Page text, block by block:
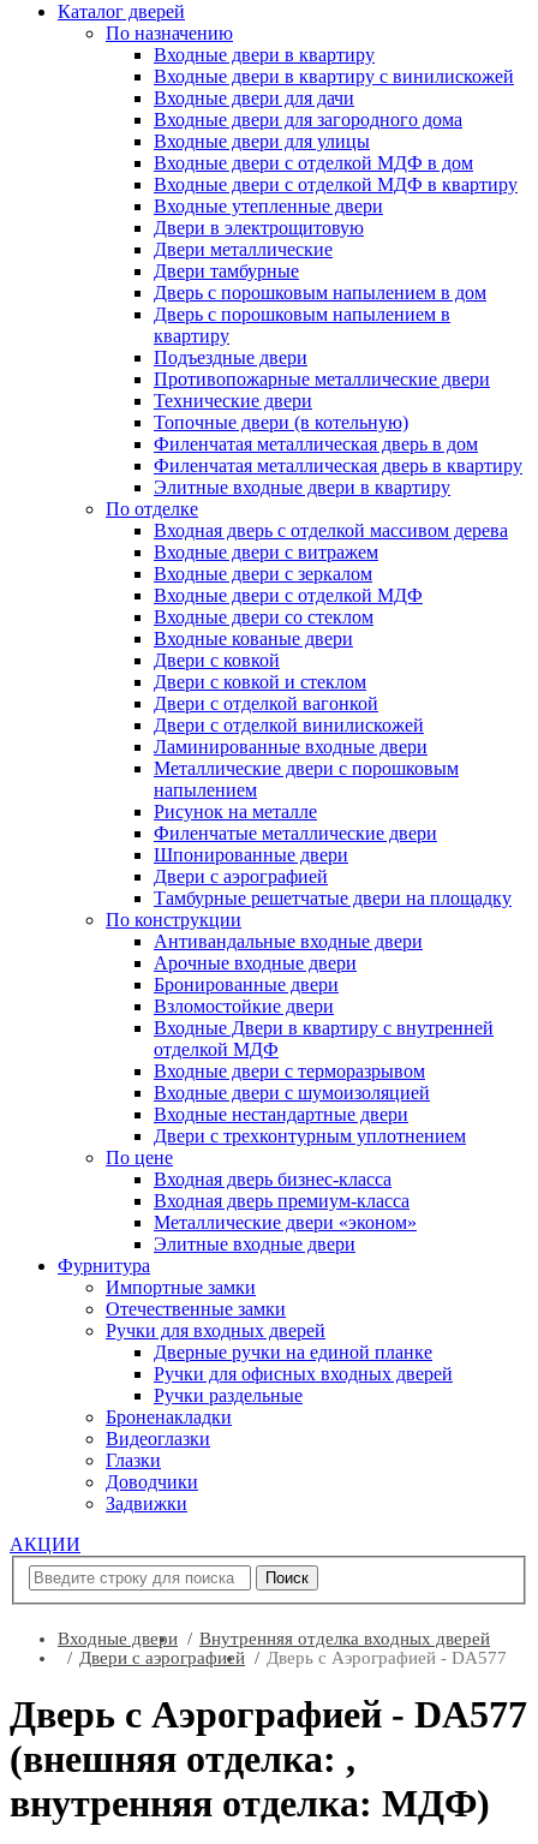
Каталог дверей
По назначению
Входные двери в квартиру
Входные двери в квартиру с винилискожей
Входные двери для дачи
Входные двери для загородного дома
Входные двери для улицы
Входные двери с отделкой МДФ в дом
Входные двери с отделкой МДФ в квартиру
Входные утепленные двери
Двери в электрощитовую
Двери металлические
Двери тамбурные
Дверь с порошковым напылением в дом
Дверь с порошковым напылением в
квартиру
Подъездные двери
Противопожарные металлические двери
Технические двери
Топочные двери (в котельную)
Филенчатая металлическая дверь в дом
Филенчатая металлическая дверь в квартиру
Элитные входные двери в квартиру
По отделке
Входная дверь с отделкой массивом дерева
Входные двери с витражем
Входные двери с зеркалом
Входные двери с отделкой МДФ
Входные двери со стеклом
Входные кованые двери
Двери с ковкой
Двери с ковкой и стеклом
Двери с отделкой вагонкой
Двери с отделкой винилискожей
Ламинированные входные двери
Металлические двери с порошковым
напылением
Рисунок на металле
Филенчатые металлические двери
Шпонированные двери
Двери с аэрографией
Тамбурные решетчатые двери на площадку
По конструкции
Антивандальные входные двери
Арочные входные двери
Бронированные двери
Взломостойкие двери
Входные Двери в квартиру с внутренней
отделкой МДФ
Входные двери с терморазрывом
Входные двери с шумоизоляцией
Входные нестандартные двери
Двери с трехконтурным уплотнением
По цене
Входная дверь бизнес-класса
Входная дверь премиум-класса
Металлические двери «эконом»
Элитные входные двери
Фурнитура
Импортные замки
Отечественные замки
Ручки для входных дверей
Дверные ручки на единой планке
Ручки для офисных входных дверей
Ручки раздельные
Броненакладки
Видеоглазки
Глазки
Доводчики
Задвижки
АКЦИИ
Входные двери
Внутренняя отделка входных дверей
Двери с аэрографией
Дверь с Аэрографией - DA577
Дверь с Аэрографией - DA577
(внешняя отделка: ,
внутренняя отделка: МДФ)